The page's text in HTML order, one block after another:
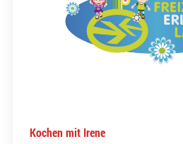
Kochen mit Irene